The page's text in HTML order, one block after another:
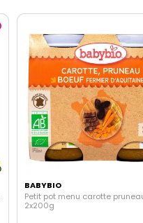
BABYBIO
Céréales 3 fruits & quinoa